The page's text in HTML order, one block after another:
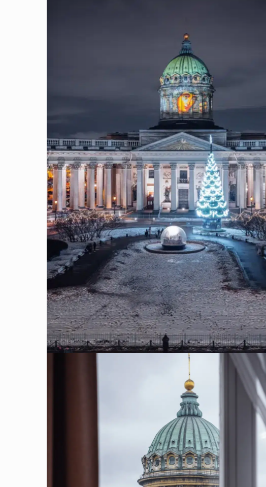
грандиозное событие, которым мы спешим поделиться с вами.
здания, в котором расположен наш отель, перед нами вновь
праздничный облик Невского проспекта, и мы счастливы стать
завершение 2025 года — символ обновления, красоты и торжества.
всех — и давних друзей, и тех, кто только откроет
под праздничные своды, где история и современность создают
номер с видом на Казанский собор и праздничный ужин в
городу и нашим гостям,
Kempf Nevsky!
Nevsky расположен в самом сердце Санкт-Петербурга, в аутентичном
исторической застройки хранит дух и архитектурное изящество
улица, 16/26 - это не просто адрес. Это одна из самых
атмосферой старого Петербурга. Расположение отеля с Невского
для гостей 64 уникальных номера — от уютныхМансард,
«Улучшенного»
с видом на самую
вид на Казанский собор, открывает видовой
«Люкс»и
— это место, где прошлое встречается с настоящим.
с панорамными окнами, выходящими на
впечатления высочайшего уровня в уникальной атмосфере красоты и
Kempf с нетерпением ждет возможности подарить Вам безупречный
с выбором идеального номера и забронировать для Вас место в
честь стать частью Вашего петербургского путешествия.